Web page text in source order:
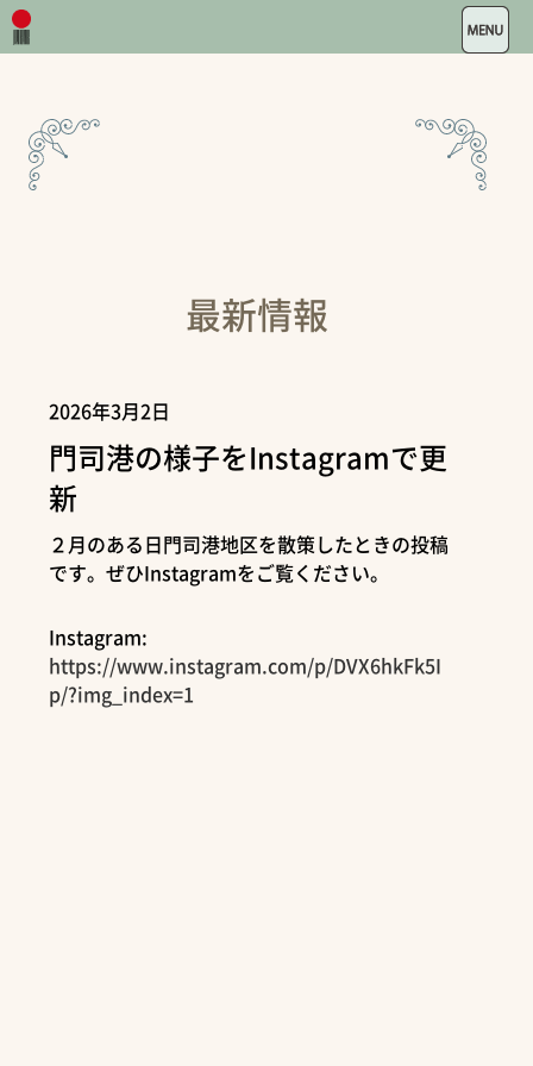
最新情報
2026年3月2日
門司港の様子をInstagramで更
新
２月のある日門司港地区を散策したときの投稿
です。ぜひInstagramをご覧ください。
Instagram:
https://www.instagram.com/p/DVX6hkFk5I
p/?img_index=1